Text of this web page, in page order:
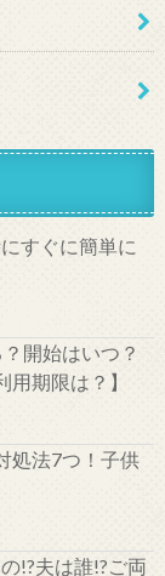
すぐに簡単に
開始はいつ？
用期限は？】
処法7つ！子供
!?夫は誰!?ご両